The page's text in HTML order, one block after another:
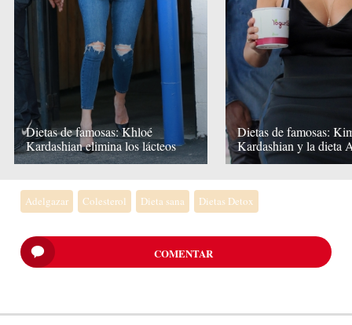
Dietas de famosas: Khloé
Kardashian elimina los lácteos
Dietas de famosas:
Kardashian y la dieta
Adelgazar Colesterol Dieta sana Dietas Detox
COMENTAR